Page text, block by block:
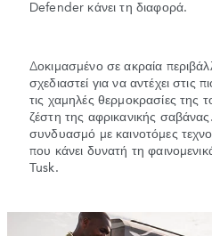
Defender κάνει τη διαφορά.
Δοκιμασμένο σε ακραία
σχεδιαστεί για να αντέχει
τις χαμηλές θερμοκρασίες της
ζέστη της αφρικανικής
συνδυασμό με καινοτόμες
που κάνει δυνατή τη
Tusk.